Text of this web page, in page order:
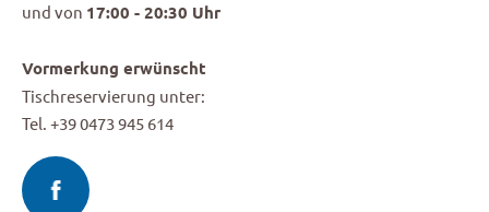
und von 17:00 - 20:30 Uhr
Vormerkung erwünscht
Tischreservierung unter:
Tel. +39 0473 945 614